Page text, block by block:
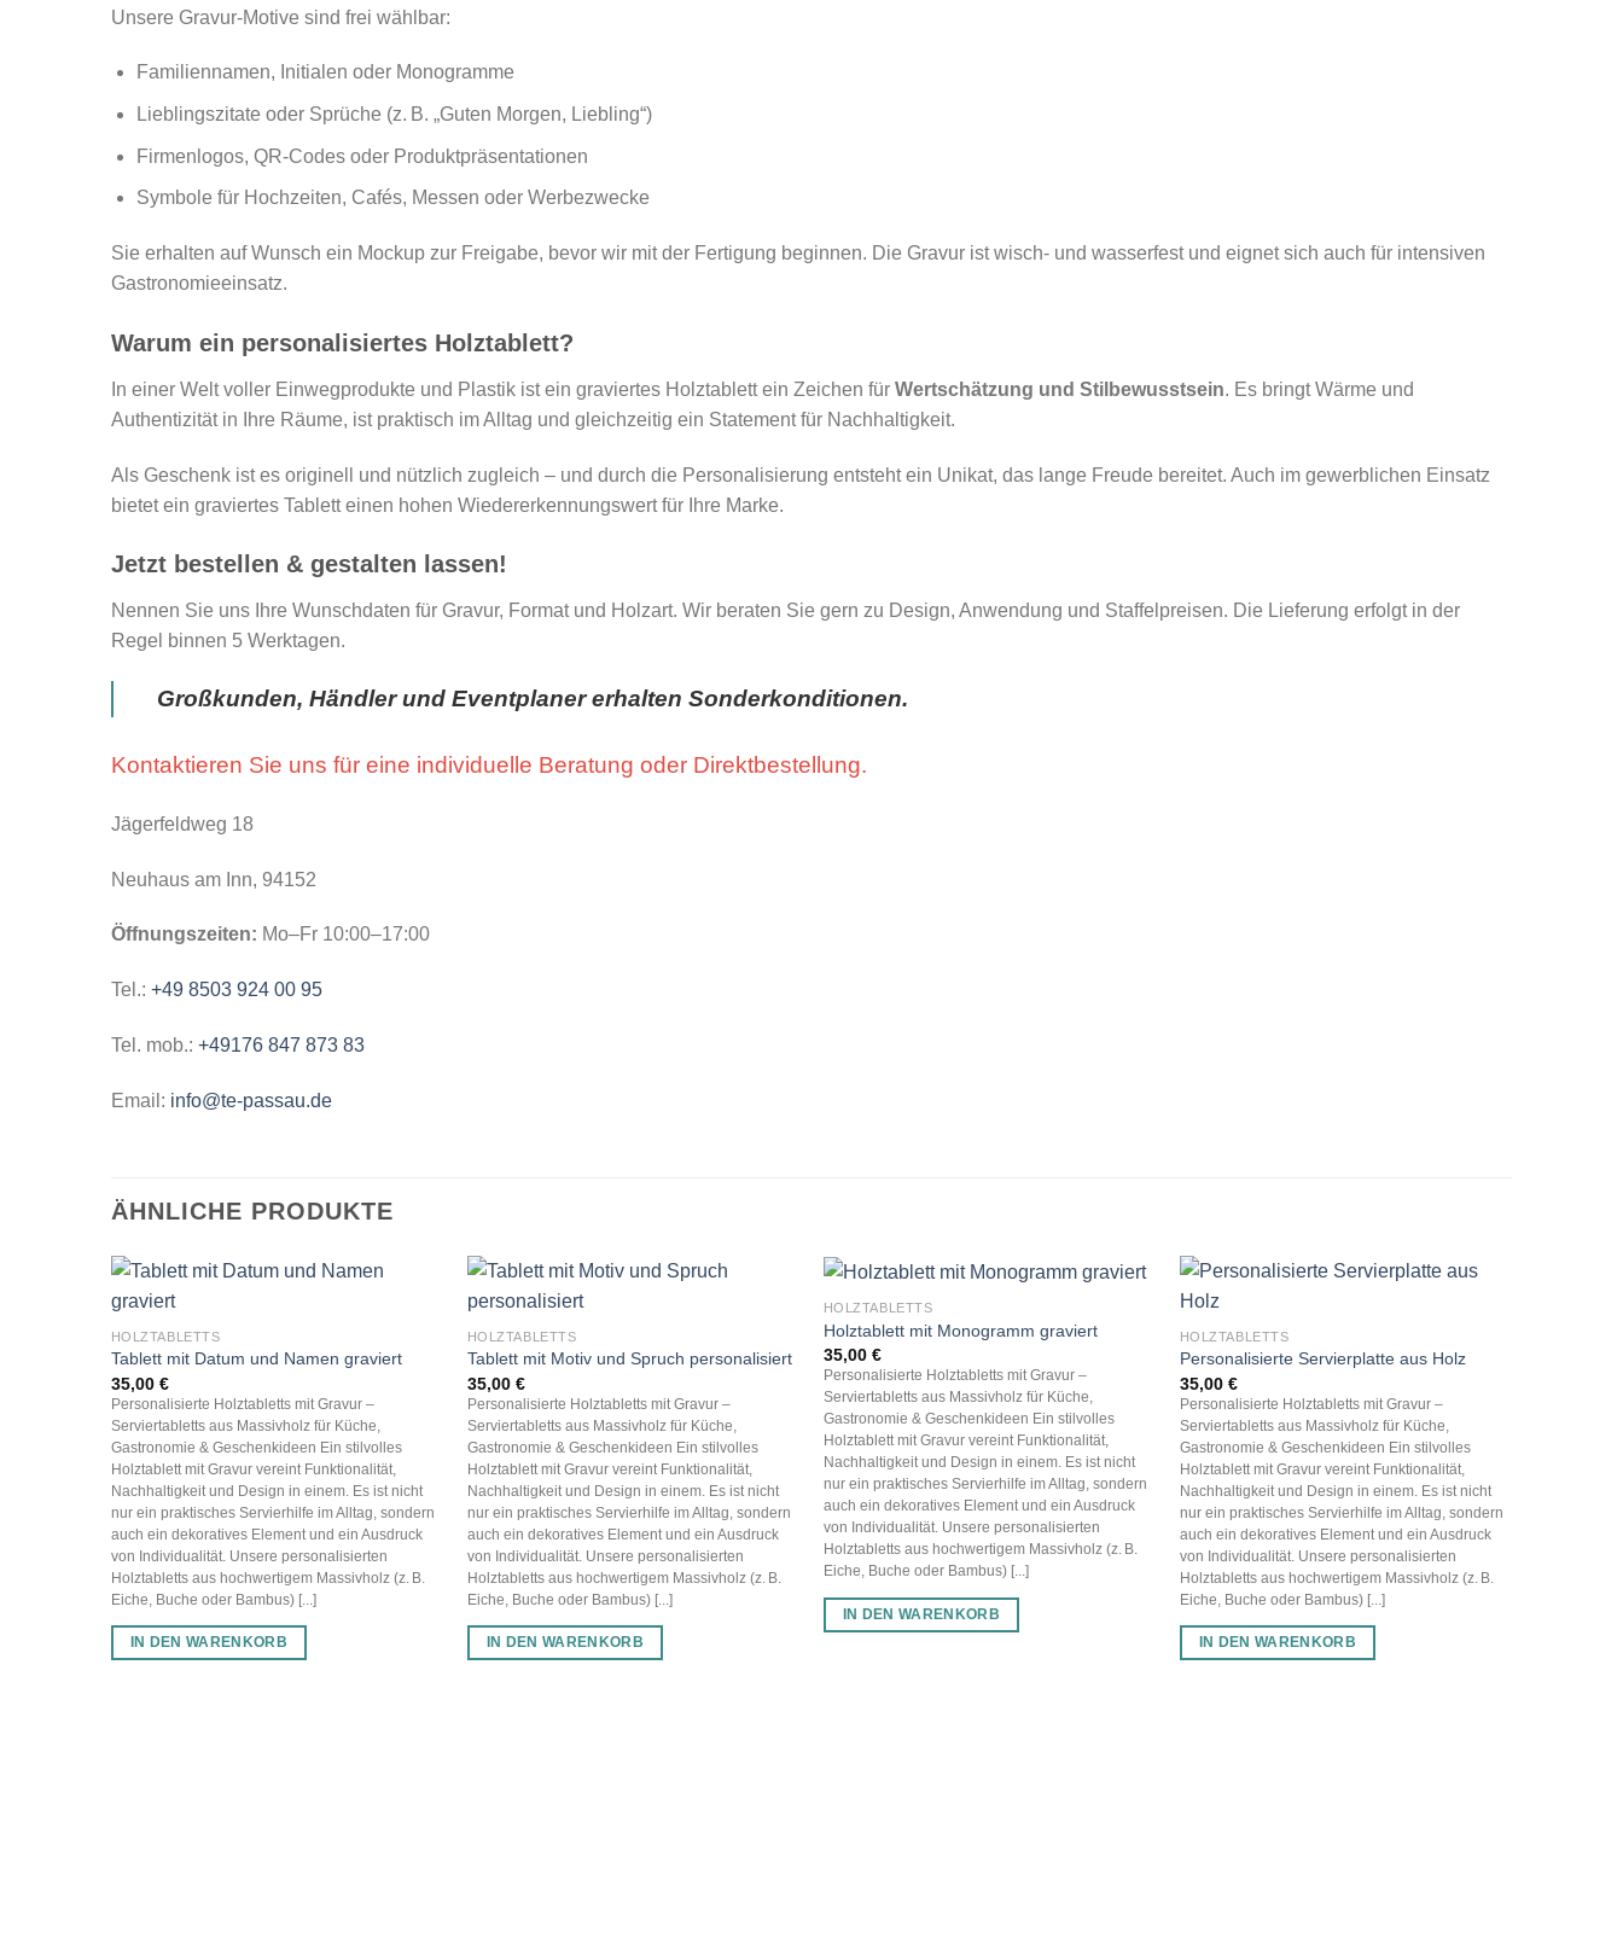
Unsere Gravur-Motive sind frei wählbar:
Familiennamen, Initialen oder Monogramme
Lieblingszitate oder Sprüche (z. B. „Guten Morgen, Liebling“)
Firmenlogos, QR-Codes oder Produktpräsentationen
Symbole für Hochzeiten, Cafés, Messen oder Werbezwecke
Sie erhalten auf Wunsch ein Mockup zur Freigabe, bevor wir mit der Fertigung beginnen. Die Gravur ist wisch- und wasserfest und eignet sich auch für intensiven
Gastronomieeinsatz.
Warum ein personalisiertes Holztablett?
In einer Welt voller Einwegprodukte und Plastik ist ein graviertes Holztablett ein Zeichen für Wertschätzung und Stilbewusstsein. Es bringt Wärme und
Authentizität in Ihre Räume, ist praktisch im Alltag und gleichzeitig ein Statement für Nachhaltigkeit.
Als Geschenk ist es originell und nützlich zugleich – und durch die Personalisierung entsteht ein Unikat, das lange Freude bereitet. Auch im gewerblichen Einsatz
bietet ein graviertes Tablett einen hohen Wiedererkennungswert für Ihre Marke.
Jetzt bestellen & gestalten lassen!
Nennen Sie uns Ihre Wunschdaten für Gravur, Format und Holzart. Wir beraten Sie gern zu Design, Anwendung und Staffelpreisen. Die Lieferung erfolgt in der
Regel binnen 5 Werktagen.
Großkunden, Händler und Eventplaner erhalten Sonderkonditionen.
Kontaktieren Sie uns für eine individuelle Beratung oder Direktbestellung.
Jägerfeldweg 18
Neuhaus am Inn, 94152
Öffnungszeiten: Mo–Fr 10:00–17:00
Tel.: +49 8503 924 00 95
Tel. mob.: +49176 847 873 83
Email: info@te-passau.de
ÄHNLICHE PRODUKTE
HOLZTABLETTS
Tablett mit Datum und Namen graviert
35,00 €
Personalisierte Holztabletts mit Gravur –
Serviertabletts aus Massivholz für Küche,
Gastronomie & Geschenkideen Ein stilvolles
Holztablett mit Gravur vereint Funktionalität,
Nachhaltigkeit und Design in einem. Es ist nicht
nur ein praktisches Servierhilfe im Alltag, sondern
auch ein dekoratives Element und ein Ausdruck
von Individualität. Unsere personalisierten
Holztabletts aus hochwertigem Massivholz (z. B.
Eiche, Buche oder Bambus) [...]
IN DEN WARENKORB
HOLZTABLETTS
Tablett mit Motiv und Spruch personalisiert
35,00 €
Personalisierte Holztabletts mit Gravur –
Serviertabletts aus Massivholz für Küche,
Gastronomie & Geschenkideen Ein stilvolles
Holztablett mit Gravur vereint Funktionalität,
Nachhaltigkeit und Design in einem. Es ist nicht
nur ein praktisches Servierhilfe im Alltag, sondern
auch ein dekoratives Element und ein Ausdruck
von Individualität. Unsere personalisierten
Holztabletts aus hochwertigem Massivholz (z. B.
Eiche, Buche oder Bambus) [...]
IN DEN WARENKORB
HOLZTABLETTS
Holztablett mit Monogramm graviert
35,00 €
Personalisierte Holztabletts mit Gravur –
Serviertabletts aus Massivholz für Küche,
Gastronomie & Geschenkideen Ein stilvolles
Holztablett mit Gravur vereint Funktionalität,
Nachhaltigkeit und Design in einem. Es ist nicht
nur ein praktisches Servierhilfe im Alltag, sondern
auch ein dekoratives Element und ein Ausdruck
von Individualität. Unsere personalisierten
Holztabletts aus hochwertigem Massivholz (z. B.
Eiche, Buche oder Bambus) [...]
IN DEN WARENKORB
HOLZTABLETTS
Personalisierte Servierplatte aus Holz
35,00 €
Personalisierte Holztabletts mit Gravur –
Serviertabletts aus Massivholz für Küche,
Gastronomie & Geschenkideen Ein stilvolles
Holztablett mit Gravur vereint Funktionalität,
Nachhaltigkeit und Design in einem. Es ist nicht
nur ein praktisches Servierhilfe im Alltag, sondern
auch ein dekoratives Element und ein Ausdruck
von Individualität. Unsere personalisierten
Holztabletts aus hochwertigem Massivholz (z. B.
Eiche, Buche oder Bambus) [...]
IN DEN WARENKORB